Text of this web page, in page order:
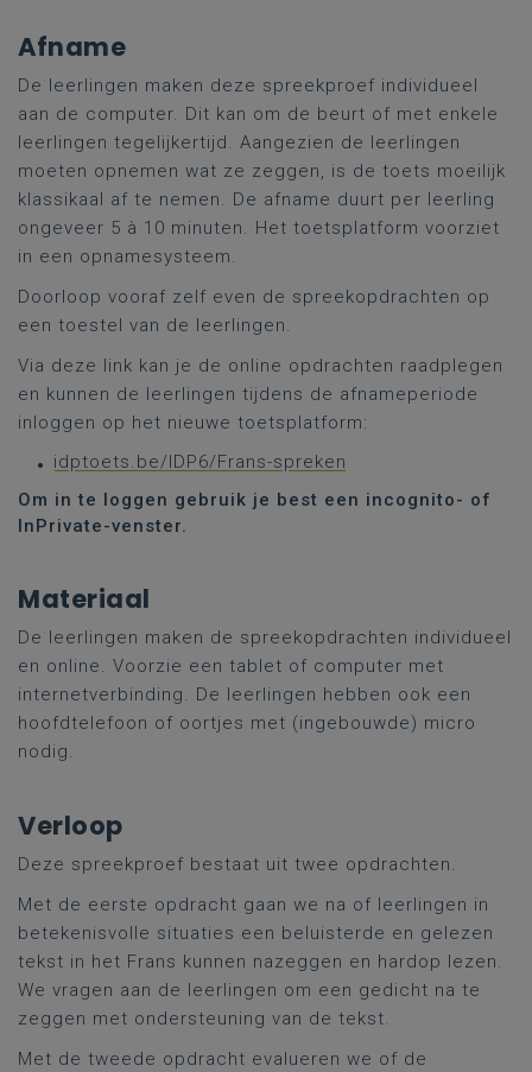
Afname
De leerlingen maken deze spreekproef individueel
aan de computer. Dit kan om de beurt of met enkele
leerlingen tegelijkertijd. Aangezien de leerlingen
moeten opnemen wat ze zeggen, is de toets moeilijk
klassikaal af te nemen. De afname duurt per leerling
ongeveer 5 à 10 minuten. Het toetsplatform voorziet
in een opnamesysteem.
Doorloop vooraf zelf even de spreekopdrachten op
een toestel van de leerlingen.
Via deze link kan je de online opdrachten raadplegen
en kunnen de leerlingen tijdens de afnameperiode
inloggen op het nieuwe toetsplatform:
idptoets.be/IDP6/Frans-spreken
Om in te loggen gebruik je best een incognito- of
InPrivate-venster.
Materiaal
De leerlingen maken de spreekopdrachten individueel
en online. Voorzie een tablet of computer met
internetverbinding. De leerlingen hebben ook een
hoofdtelefoon of oortjes met (ingebouwde) micro
nodig.
Verloop
Deze spreekproef bestaat uit twee opdrachten.
Met de eerste opdracht gaan we na of leerlingen in
betekenisvolle situaties een beluisterde en gelezen
tekst in het Frans kunnen nazeggen en hardop lezen.
We vragen aan de leerlingen om een gedicht na te
zeggen met ondersteuning van de tekst.
Met de tweede opdracht evalueren we of de